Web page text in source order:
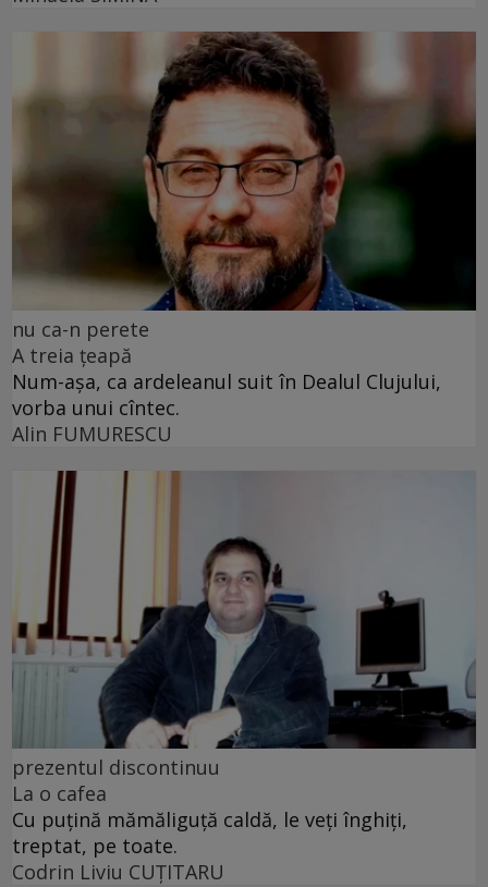
nu ca-n perete
A treia țeapă
Num-așa, ca ardeleanul suit în Dealul Clujului,
vorba unui cîntec.
Alin FUMURESCU
prezentul discontinuu
La o cafea
Cu puţină mămăliguţă caldă, le veţi înghiţi,
treptat, pe toate.
Codrin Liviu CUŢITARU